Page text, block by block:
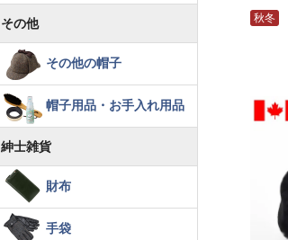
秋冬
その他
その他の帽子
帽子用品・お手入れ用品
紳士雑貨
財布
手袋